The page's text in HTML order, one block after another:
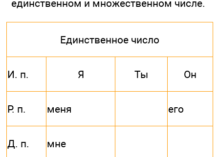
единственном и множественном числе.
Единственное число
И. п. Я Ты Он
Р. п. меня его
Д. п. мне